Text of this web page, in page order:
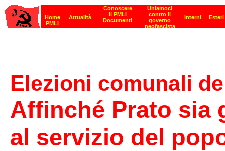
Elezioni comunali
Affinché Prato sia
al servizio del